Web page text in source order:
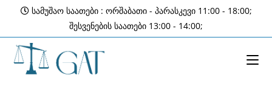
content
სამუშაო საათები : ორშაბათი - პარასკევი 11:00 - 18:00;
შესვენების საათები 13:00 - 14:00;